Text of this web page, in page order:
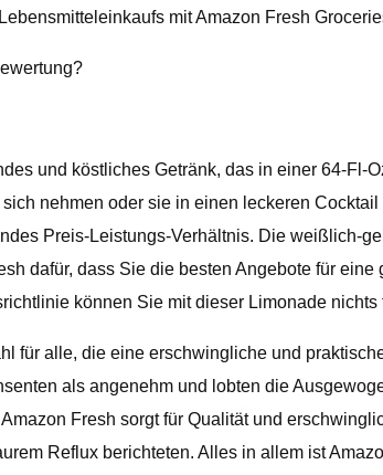
mit Amazon Fresh
und köstliches Getränk, das in einer 64-
nehmen oder sie in einen leckeren
Preis-Leistungs-Verhältnis. Die weißlich-
dafür, dass Sie die besten Angebote für
können Sie mit dieser Limonade nichts
für alle, die eine erschwingliche und
als angenehm und lobten die
Fresh sorgt für Qualität und
Reflux berichteten. Alles in allem ist